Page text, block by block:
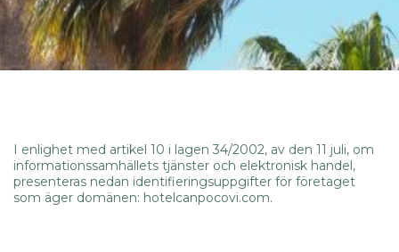
I enlighet med artikel 10 i lagen 34/2002, av den 11 juli, om
informationssamhällets tjänster och elektronisk handel,
presenteras nedan identifieringsuppgifter för företaget
som äger domänen: hotelcanpocovi.com.